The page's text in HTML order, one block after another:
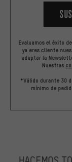
Evaluamos el éxito
ya eres cliente
adaptar la
Nuestras
*Válido durante 30
mínimo de